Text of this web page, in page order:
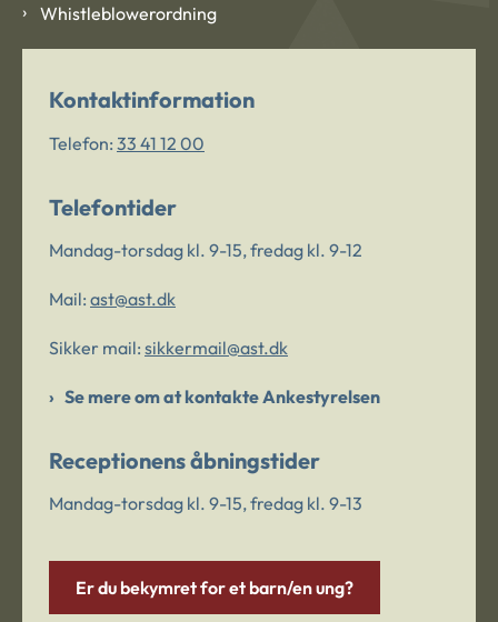
Whistleblowerordning
Kontaktinformation
Telefon: 33 41 12 00
Telefontider
Mandag-torsdag kl. 9-15, fredag kl. 9-12
Mail: ast@ast.dk
Sikker mail: sikkermail@ast.dk
Se mere om at kontakte Ankestyrelsen
Receptionens åbningstider
Mandag-torsdag kl. 9-15, fredag kl. 9-13
Er du bekymret for et barn/en ung?